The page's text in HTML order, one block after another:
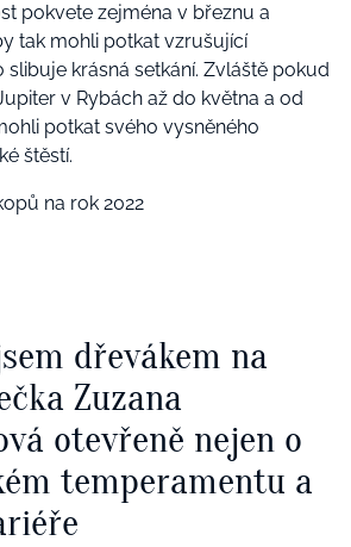
pokvete zejména v březnu a
tak mohli potkat vzrušující
slibuje krásná setkání. Zvláště pokud
v Rybách až do května a od
potkat svého vysněného
štěstí.
na rok 2022
dřevákem na
Zuzana
otevřeně nejen o
temperamentu a